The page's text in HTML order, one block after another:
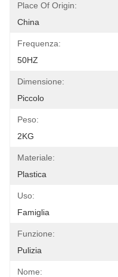
Place Of Origin:
China
Frequenza:
50HZ
Dimensione:
Piccolo
Peso:
2KG
Materiale:
Plastica
Uso:
Famiglia
Funzione:
Pulizia
Nome: